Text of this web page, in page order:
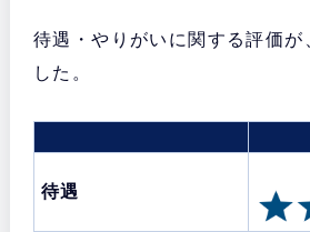
待遇・やりがいに関する評価が
した。
待遇